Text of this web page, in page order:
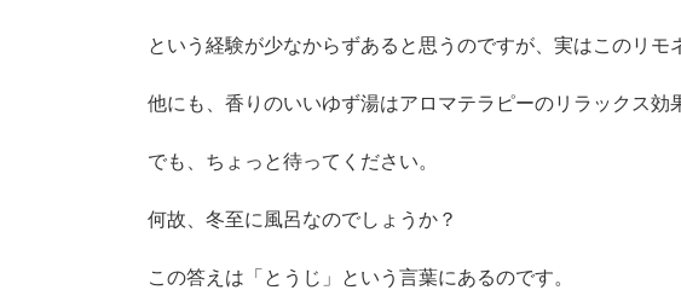
という経験が少なからずあると思うのですが、実はこのリモ
他にも、香りのいいゆず湯はアロマテラピーのリラックス効
でも、ちょっと待ってください。
何故、冬至に風呂なのでしょうか？
この答えは「とうじ」という言葉にあるのです。